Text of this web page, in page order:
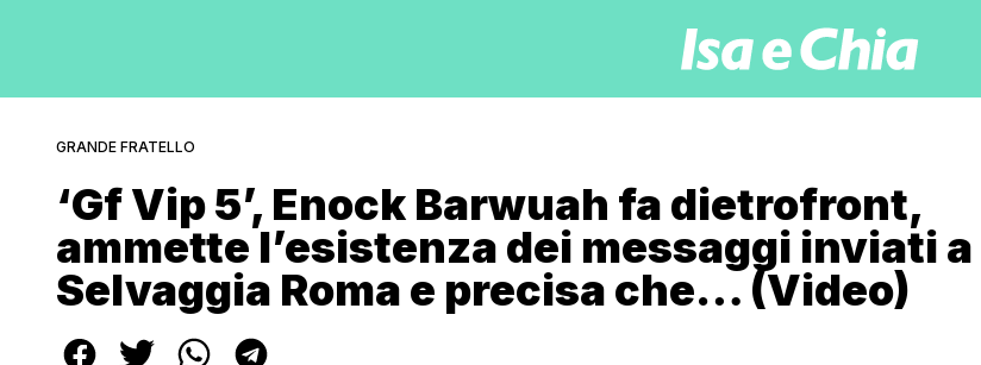
GRANDE FRATELLO
‘Gf Vip 5’, Enock Barwuah fa dietrofront,
ammette l’esistenza dei messaggi inviati a
Selvaggia Roma e precisa che… (Video)